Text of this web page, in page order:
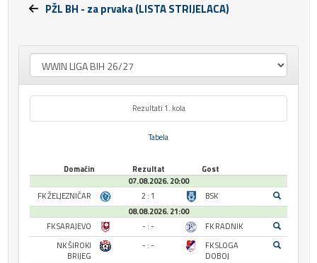
PŽL BH - za prvaka (LISTA STRIJELACA)
Rezultati 1. kola
Tabela
Domaćin Rezultat
Gost
07.08.2026. 20:00
FK ŽELJEZNIČAR
2 : 1
BSK
08.08.2026. 21:00
FK SARAJEVO
- : -
FK RADNIK
NK ŠIROKI
BRIJEG
- : -
FK SLOGA
DOBOJ